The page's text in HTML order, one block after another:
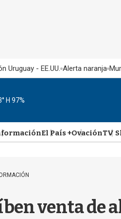
Uruguay - EE.UU. Alerta naranja
H 97%
El País +OvaciónTV
venta de